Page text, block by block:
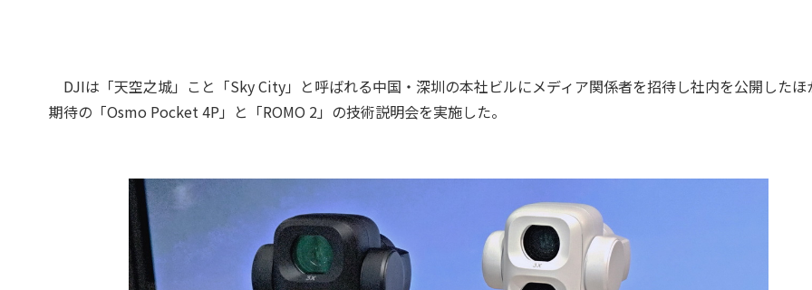
DJIは「天空之城」こと「Sky City」と呼ばれる中国・深圳の本社ビルにメディア関係者を招待し社内を公開したほ
期待の「Osmo Pocket 4P」と「ROMO 2」の技術説明会を実施した。